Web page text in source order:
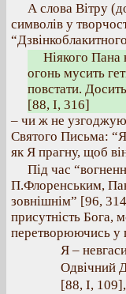
А слова Вітру
символів у
Ніякого Пана
огонь мусить
повстати.
[88, I, 316]
– чи ж не
Святого Письма:
як Я прагну, щоб
Під час
П.Флоренським,
зовнішнім” [96,
присутність Бога,
перетворюючись у
Я –
Одвічний
[88, І,